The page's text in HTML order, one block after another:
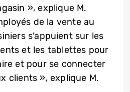
», explique M.
de la vente au
s’appuient sur les
et les tablettes pour
et pour se connecter
clients », explique M.